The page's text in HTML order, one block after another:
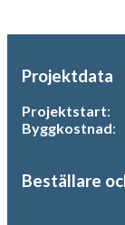
Projektdata
Projektstart:
Byggkostnad:
Beställare